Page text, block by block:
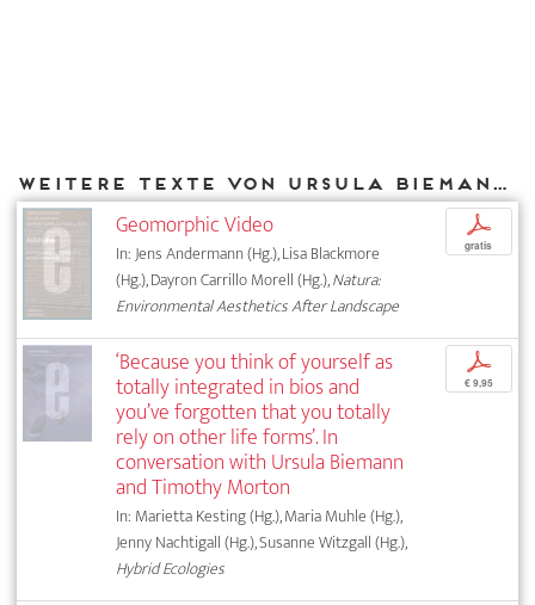
Weitere Texte von Ursula Biemann bei DIAPHANES
Geomorphic Video
In: Jens Andermann (Hg.), Lisa Blackmore
(Hg.), Dayron Carrillo Morell (Hg.),Natura:
Environmental Aesthetics After Landscape
p
gratis
‘Because you think of yourself as
totally integrated in bios and
you’ve forgotten that you totally
rely on other life forms’. In
conversation with Ursula Biemann
and Timothy Morton
In: Marietta Kesting (Hg.), Maria Muhle (Hg.),
Jenny Nachtigall (Hg.), Susanne Witzgall (Hg.),
Hybrid Ecologies
p
€ 9,95